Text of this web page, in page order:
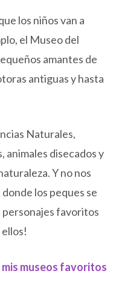
los niños van a
el Museo del
amantes de
antiguas y hasta
Naturales,
animales disecados y
Y no nos
los peques se
personajes favoritos
mis museos favoritos